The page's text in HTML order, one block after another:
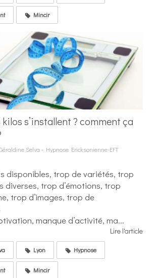
Mincir
s’installent ? comment ça
Selva - Hypnose Ericksonienne-EFT
disponibles, trop de variétés, trop
diverses, trop d’émotions, trop
trop d’images, trop de
manque d’activité, ma...
Lire l'article
Lyon Hypnose
Mincir